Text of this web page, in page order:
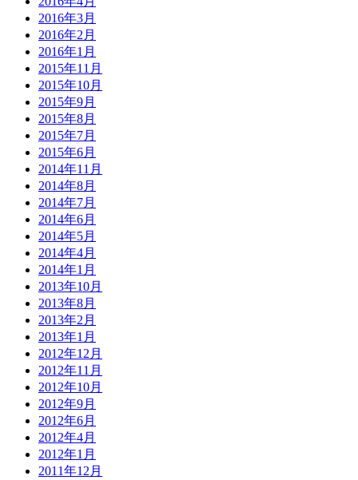
2016年3月
2016年2月
2016年1月
2015年11月
2015年10月
2015年9月
2015年8月
2015年7月
2015年6月
2014年11月
2014年8月
2014年7月
2014年6月
2014年5月
2014年4月
2014年1月
2013年10月
2013年8月
2013年2月
2013年1月
2012年12月
2012年11月
2012年10月
2012年9月
2012年6月
2012年4月
2012年1月
2011年12月